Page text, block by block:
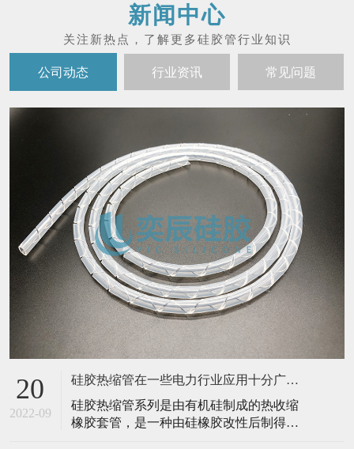
新闻中心
公司动态 行业资讯 常见问题
20
2022-09
硅胶热缩管在一些电力行业应用十分广泛！
硅胶热缩管系列是由有机硅制成的热收缩
橡胶套管，是一种由硅橡胶改性后制得的